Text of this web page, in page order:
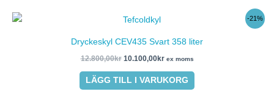
-21%
Dryckeskyl CEV435 Svart 358 liter
12.800,00kr
Det
ursprungliga
var:
12.800,00kr.
10.100,00kr
är:
10.100,00kr.
ex moms
LÄGG TILL I VARUKORG